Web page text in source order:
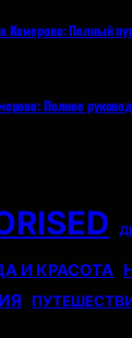
Кемерово: Полный
Полное
И КРАСОТА